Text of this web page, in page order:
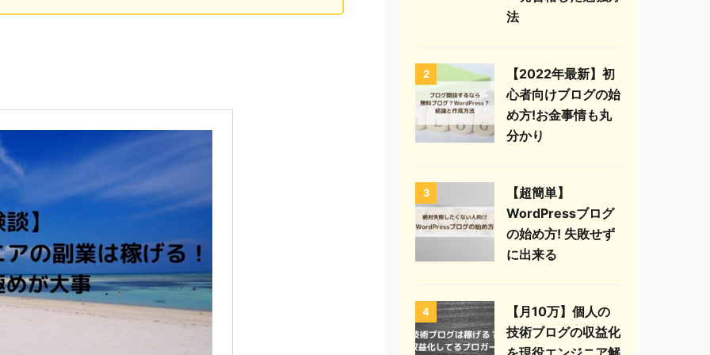
法
2
【2022年最新】初
心者向けブログの始
め方!お金事情も丸
分かり
3
【超簡単】
WordPressブログ
の始め方! 失敗せず
に出来る
4
【月10万】個人の
技術ブログの収益化